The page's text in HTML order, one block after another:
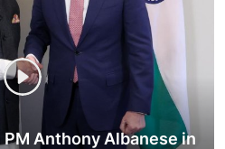
Anthony Albanese in